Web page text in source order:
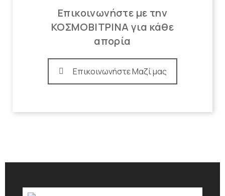
Επικοινωνήστε με την
ΚΟΣΜΟΒΙΤΡΙΝΑ για κάθε
απορία
Επικοινωνήστε Μαζί μας